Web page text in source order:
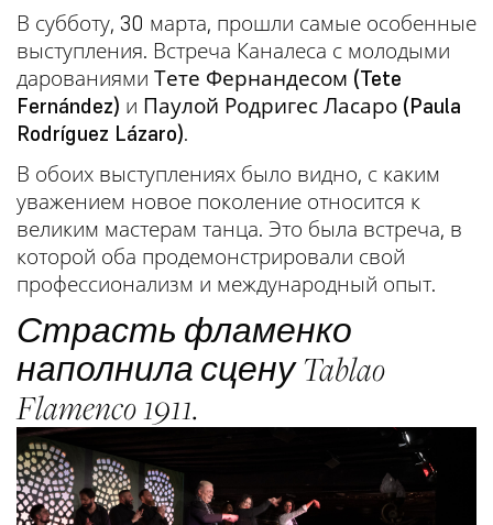
В субботу, 30 марта, прошли самые особенные
выступления. Встреча Каналеса с молодыми
дарованиями Тете Фернандесом (Tete
Fernández) и Паулой Родригес Ласаро (Paula
Rodríguez Lázaro).
В обоих выступлениях было видно, с каким
уважением новое поколение относится к
великим мастерам танца. Это была встреча, в
которой оба продемонстрировали свой
профессионализм и международный опыт.
Страсть фламенко
наполнила сцену Tablao
Flamenco 1911.